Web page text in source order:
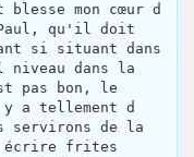
blesse mon cœur d
Paul, qu'il doit
si situant dans
niveau dans la
pas bon, le
a tellement d
servirons de la
écrire frites